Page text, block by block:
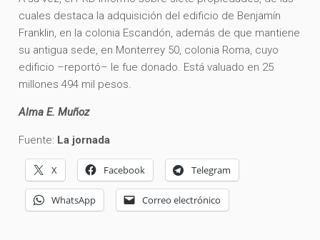
cuales destaca la adquisición del edificio de Benjamín
Franklin, en la colonia Escandón, además de que mantiene
su antigua sede, en Monterrey 50, colonia Roma, cuyo
edificio –reportó– le fue donado. Está valuado en 25
millones 494 mil pesos.
Alma E. Muñoz
Fuente: La jornada
X Facebook Telegram
WhatsApp Correo electrónico